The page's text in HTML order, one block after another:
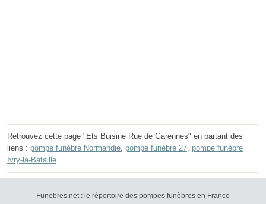
Retrouvez cette page "Ets Buisine Rue de Garennes" en partant des
liens : pompe funèbre Normandie, pompe funèbre 27, pompe funèbre
Ivry-la-Bataille.
Funebres.net : le répertoire des pompes funèbres en France